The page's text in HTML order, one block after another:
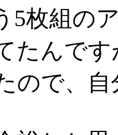
5枚組の
たんで
ので、